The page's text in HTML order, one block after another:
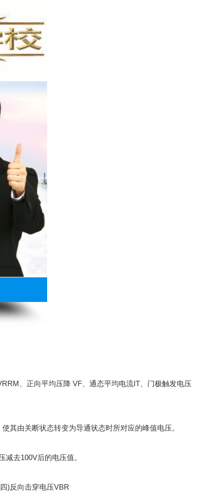
、正向平均压降 VF、通态平均电流IT、门极触发电压
由关断状态转变为导通状态时所对应的峰值电压。
去100V后的电压值。
)反向击穿电压VBR